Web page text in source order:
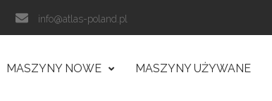
info@atlas-poland.pl
MASZYNY NOWE MASZYNY UŻYWANE